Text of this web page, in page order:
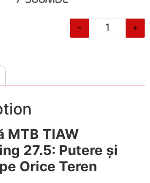
- +
MTB TIAW
27.5: Putere și
Orice Teren